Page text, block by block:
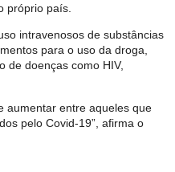
próprio país.
intravenosos de substâncias
para o uso da droga,
de doenças como HIV,
aumentar entre aqueles que
pelo Covid-19”, afirma o